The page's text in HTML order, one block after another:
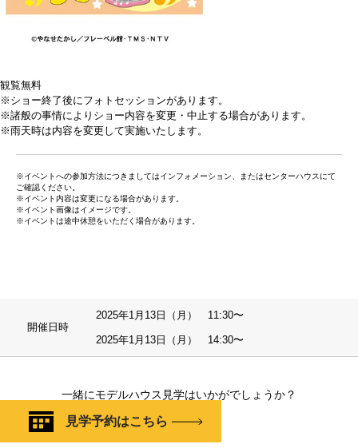
観覧無料
※ショー終了後にフォトセッションがあります。
※諸般の事情によりショー内容を変更・中止する場合があります。
※雨天時は内容を変更して実施いたします。
※イベントへの参加方法につきましてはインフォメーション、またはセンターハウスにて
ご確認ください。
※イベント内容は変更になる場合があります。
※イベント画像はイメージです。
※イベントは途中休憩をいただく場合があります。
開催日時
2025年1月13日（月） 11:30〜
2025年1月13日（月） 14:30〜
一緒にモデルハウス見学はいかがでしょうか？
見学予約はこちら